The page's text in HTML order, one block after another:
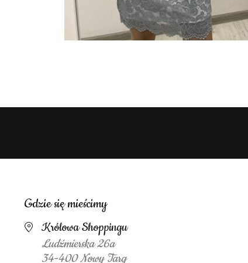
Gdzie się mieścimy
Królowa Shoppingu
Ludźmierska 26a
34-400 Nowy Targ